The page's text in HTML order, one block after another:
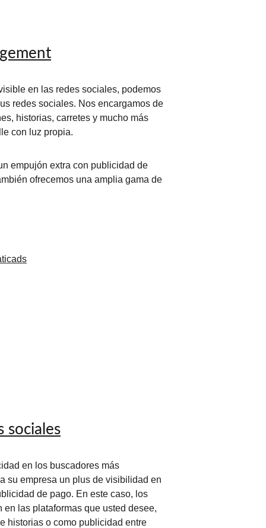
en las redes sociales, podemos
redes sociales. Nos encargamos de
historias, carretes y mucho más
con luz propia.
empujón extra con publicidad de
ofrecemos una amplia gama de
sociales
en los buscadores más
su empresa un plus de visibilidad en
de pago. En este caso, los
las plataformas que usted desee,
historias o como publicidad entre